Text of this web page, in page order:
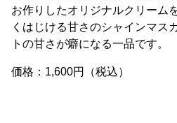
お作りしたオリジナルクリーム
くはじける甘さのシャインマス
トの甘さが癖になる一品です。
価格：1,600円（税込）